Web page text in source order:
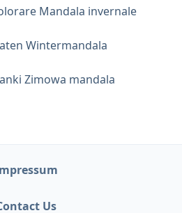
Mandala invernale
Wintermandala
Zimowa mandala
Us